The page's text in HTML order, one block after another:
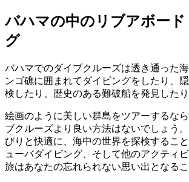
バハマの中のリブアボード
グ
バハマでのダイブクルーズは透き通った
ンゴ礁に囲まれてダイビングをしたり、
検したり、歴史のある難破船を発見したり
絵画のように美しい群島をツアーするな
ブクルーズより良い方法はないでしょう
びりと快適に、海中の世界を探検するこ
ューバダイビング、そして他のアクティ
旅はあなたの忘れられない思い出となるこ